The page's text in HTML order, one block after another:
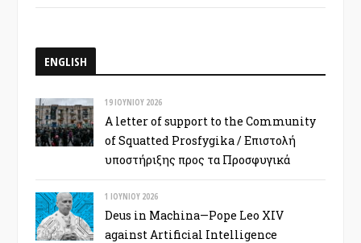
ENGLISH
19 ΙΟΥΝΊΟΥ 2026
A letter of support to the Community
of Squatted Prosfygika / Επιστολή
υποστήριξης προς τα Προσφυγικά
1 ΙΟΥΝΊΟΥ 2026
Deus in Machina—Pope Leo XIV
against Artificial Intelligence